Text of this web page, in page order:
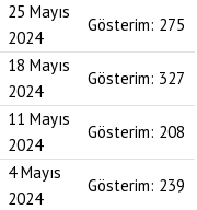
25 Mayıs
2024
Gösterim: 275
18 Mayıs
2024
Gösterim: 327
11 Mayıs
2024
Gösterim: 208
4 Mayıs
2024
Gösterim: 239